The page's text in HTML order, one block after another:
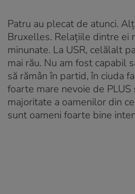
Patru au plecat de atunci.
Bruxelles. Relațiile dintre ei
minunate. La USR, celălalt
mai rău. Nu am fost capabil
să rămân în partid, în ciuda
foarte mare nevoie de PLUS
majoritate a oamenilor din
sunt oameni foarte bine